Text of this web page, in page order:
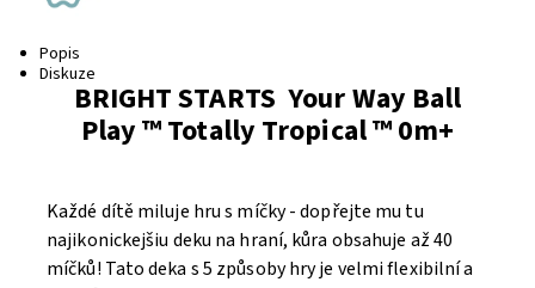
Popis
Diskuze
BRIGHT STARTS Your Way Ball
Play ™ Totally Tropical ™ 0m+
Každé dítě miluje hru s míčky - dopřejte mu tu
najikonickejšiu deku na hraní, kůra obsahuje až 40
míčků! Tato deka s 5 způsoby hry je velmi flexibilní a